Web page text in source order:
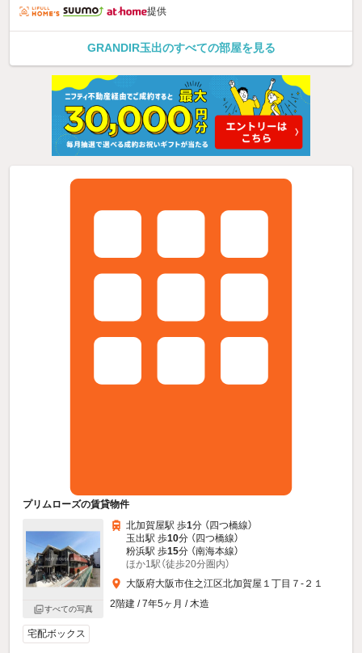
提供
GRANDIR玉出のすべての部屋を見る
プリムローズの賃貸物件
すべての写真
北加賀屋駅 歩1分 （四つ橋線）
玉出駅 歩10分 （四つ橋線）
粉浜駅 歩15分 （南海本線）
ほか1駅（徒歩20分圏内）
大阪府大阪市住之江区北加賀屋１丁目７-２１
2階建 / 7年5ヶ月 / 木造
宅配ボックス